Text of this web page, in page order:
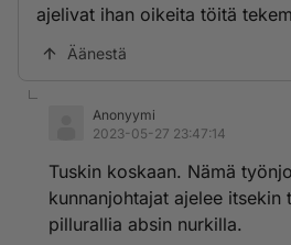
ajelivat ihan oikeita töitä
Äänestä
Anonyymi
2023-05-27 23:47:14
Tuskin koskaan. Nämä
kunnanjohtajat ajelee itsekin
pillurallia absin nurkilla.